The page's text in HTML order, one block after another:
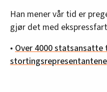
Han mener vår tid er
gjør det med
• Over 4000 statsansatte
stortingsrepresentantene